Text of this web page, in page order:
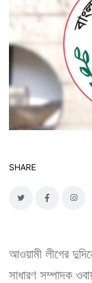
SHARE
আওয়ামী লীগের
সাধারণ সম্পাদক